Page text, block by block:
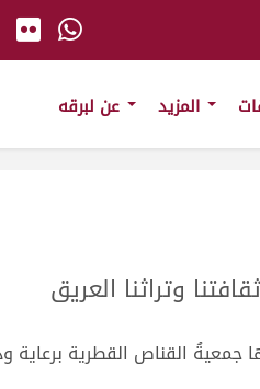
وتراثنا العريق
منافساتُ بطولة راس لفان للصقور الرابعة 2022، والتي تنظمُها